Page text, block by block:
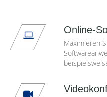
Online-
Maximieren